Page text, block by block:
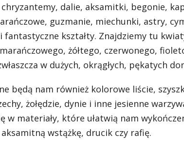
dalie, aksamitki, begonie,
guzmanie, miechunki, astry,
kształty. Znajdziemy tu
żółtego, czerwonego,
w dużych, okrągłych, pękatych
będą nam również kolorowe liście,
żołędzie, dynie i inne jesienne
w materiały, które ułatwią nam
wstążkę, drucik czy rafię.